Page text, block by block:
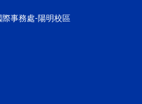
事務處-陽明校區